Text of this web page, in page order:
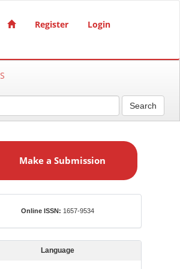
Register Login
Search
Make a Submission
Online ISSN: 1657-9534
Language